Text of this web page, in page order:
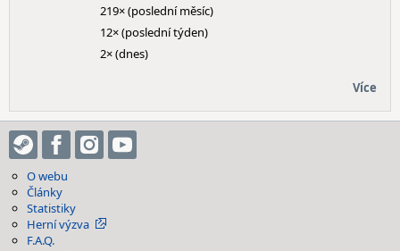
219× (poslední měsíc)
12× (poslední týden)
2× (dnes)
Více
O webu
Články
Statistiky
Herní výzva
F.A.Q.